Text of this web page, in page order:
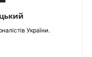
України.